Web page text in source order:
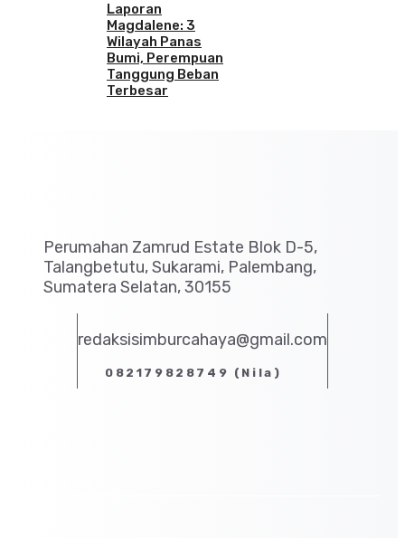
Laporan
Magdalene: 3
Wilayah Panas
Bumi, Perempuan
Tanggung Beban
Terbesar
Perumahan Zamrud Estate Blok D-5,
Talangbetutu, Sukarami, Palembang,
Sumatera Selatan, 30155
redaksisimburcahaya@gmail.com
082179828749 (Nila)